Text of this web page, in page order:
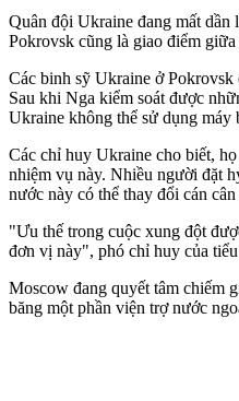
Quân đội Ukraine đang mất dần
Pokrovsk cũng là giao điểm
Các binh sỹ Ukraine ở Pokrovsk
Sau khi Nga kiểm soát được
Ukraine không thể sử dụng máy
Các chỉ huy Ukraine cho biết,
nhiệm vụ này. Nhiều người đặt
nước này có thể thay đổi cán
"Ưu thế trong cuộc xung đột
đơn vị này", phó chỉ huy của
Moscow đang quyết tâm chiếm
băng một phần viện trợ nước